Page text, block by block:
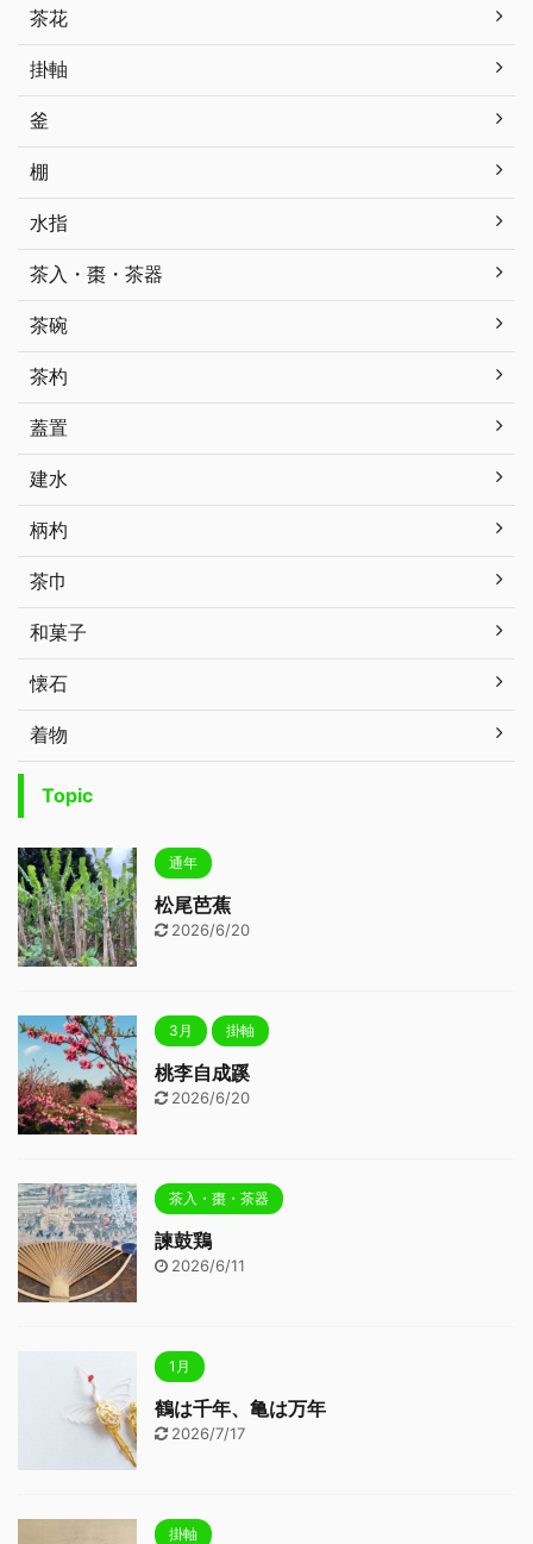
茶花
掛軸
釜
棚
水指
茶入・棗・茶器
茶碗
茶杓
蓋置
建水
柄杓
茶巾
和菓子
懐石
着物
Topic
通年
松尾芭蕉
2026/6/20
3月 掛軸
桃李自成蹊
2026/6/20
茶入・棗・茶器
諫鼓鶏
2026/6/11
1月
鶴は千年、亀は万年
2026/7/17
掛軸